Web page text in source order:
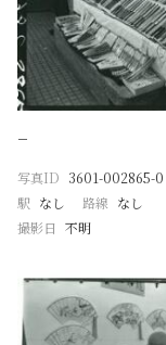
−
写真ID 3601-002865-0
駅 なし 路線 なし
撮影日 不明